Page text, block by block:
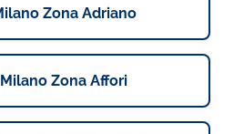
Zona Adriano
Zona Affori